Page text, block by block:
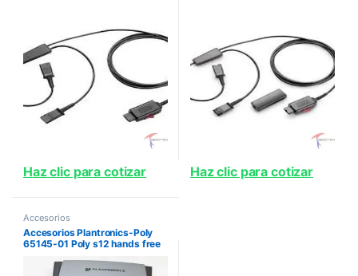
Haz clic para cotizar Haz clic para cotizar
Accesorios
Accesorios Plantronics-Poly
65145-01 Poly s12 hands free